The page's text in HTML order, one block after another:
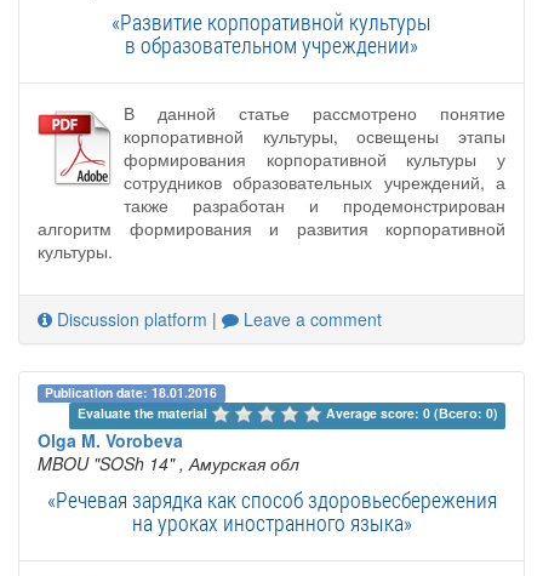
«Развитие корпоративной культуры
в образовательном учреждении»
В данной статье рассмотрено понятие
корпоративной культуры, освещены этапы
формирования корпоративной культуры у
сотрудников образовательных учреждений, а
также разработан и продемонстрирован
алгоритм формирования и развития корпоративной
культуры.
Discussion platform | Leave a comment
Publication date: 18.01.2016
Evaluate the material
Average score: 0 (Всего: 0)
Olga M. Vorobeva
MBOU "SOSh 14" , Амурская обл
«Речевая зарядка как способ здоровьесбережения
на уроках иностранного языка»